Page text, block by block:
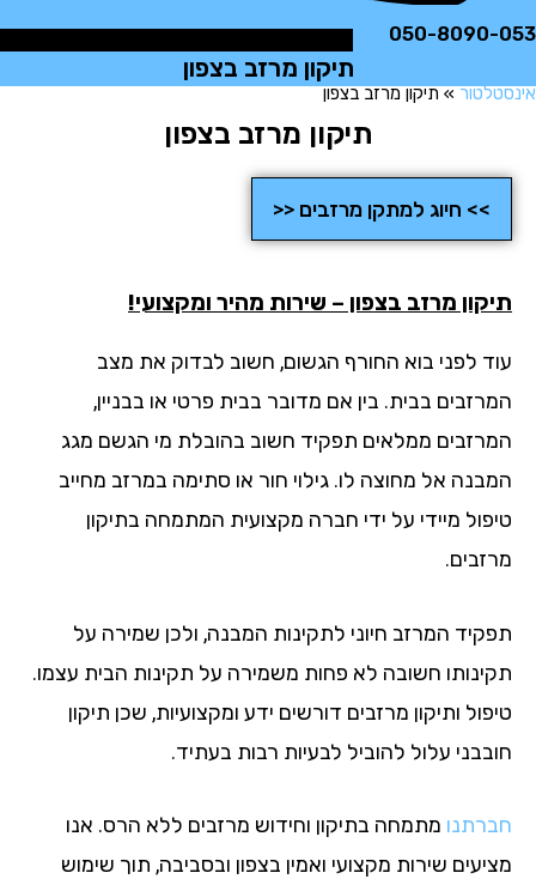
050-
תיקון מרזב בצפון
»תיקון מרזב בצפון
תיקון מרזב בצפון
>> חיוג למתקן מרזבים <<
מרזב בצפון – שירות מהיר ומקצועי!
לפני בוא החורף הגשום, חשוב לבדוק את מצב
בבית. בין אם מדובר בבית פרטי או בבניין,
ממלאים תפקיד חשוב בהובלת מי הגשם מגג
אל מחוצה לו. גילוי חור או סתימה במרזב מחייב
מיידי על ידי חברה מקצועית המתמחה בתיקון
המרזב חיוני לתקינות המבנה, ולכן שמירה על
חשובה לא פחות משמירה על תקינות הבית עצמו.
ותיקון מרזבים דורשים ידע ומקצועיות, שכן תיקון
עלול להוביל לבעיות רבות בעתיד.
מתמחה בתיקון וחידוש מרזבים ללא הרס. אנו
שירות מקצועי ואמין בצפון ובסביבה, תוך שימוש